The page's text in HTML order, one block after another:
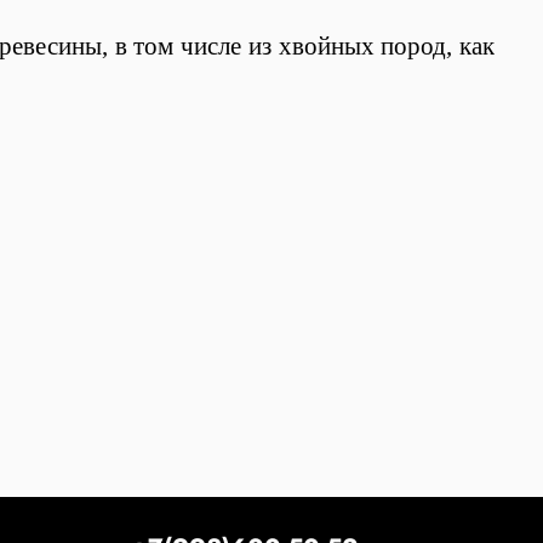
в том числе из хвойных пород, как